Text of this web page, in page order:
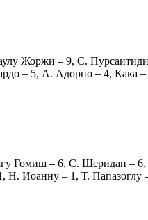
Жоржи – 9, С.
– 5, А. Адорно – 4, Кака –
Гомиш – 6, С. Шеридан – 6,
Н. Иоанну – 1, Т. Папазоглу